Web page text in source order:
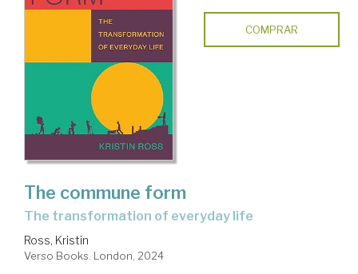
COMPRAR
The commune form
the transformation of everyday life
Ross, Kristin
Verso Books. London, 2024